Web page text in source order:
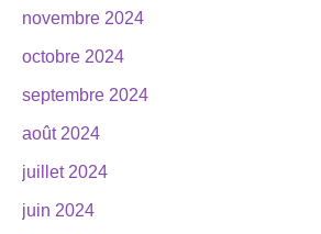
novembre 2024
octobre 2024
septembre 2024
août 2024
juillet 2024
juin 2024